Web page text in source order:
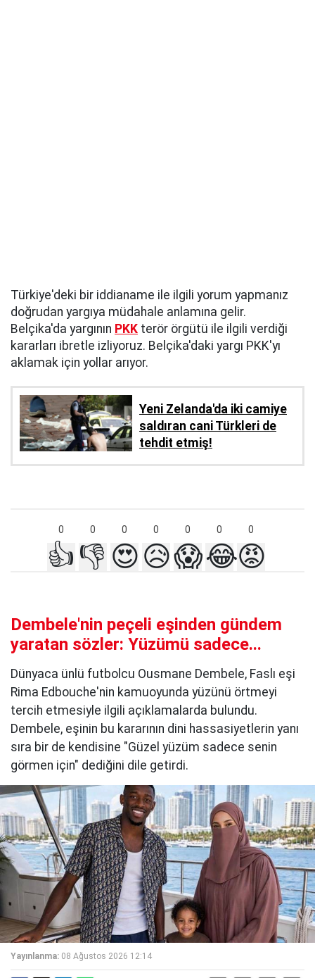
Türkiye'deki bir iddianame ile ilgili yorum yapmanız
doğrudan yargıya müdahale anlamına gelir.
Belçika'da yargının PKK terör örgütü ile ilgili verdiği
kararları ibretle izliyoruz. Belçika'daki yargı PKK'yı
aklamak için yollar arıyor.
Yeni Zelanda'da iki camiye
saldıran cani Türkleri de
tehdit etmiş!
0 0 0 0 0 0 0
👍 👎 😍😥😱😂😡
Dembele'nin peçeli eşinden gündem
yaratan sözler: Yüzümü sadece...
Dünyaca ünlü futbolcu Ousmane Dembele, Faslı eşi
Rima Edbouche'nin kamuoyunda yüzünü örtmeyi
tercih etmesiyle ilgili açıklamalarda bulundu.
Dembele, eşinin bu kararının dini hassasiyetlerin yanı
sıra bir de kendisine "Güzel yüzüm sadece senin
görmen için" dediğini dile getirdi.
Yayınlanma: 08 Ağustos 2026 12:14